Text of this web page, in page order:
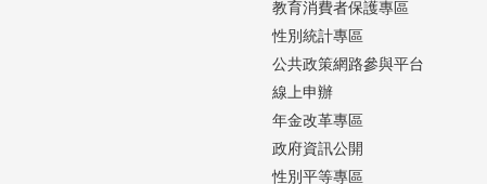
教育消費者保護專區
性別統計專區
公共政策網路參與平台
線上申辦
年金改革專區
政府資訊公開
性別平等專區